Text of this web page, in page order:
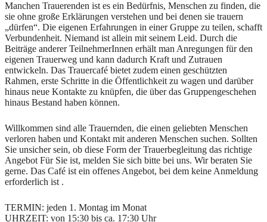
Manchen Trauerenden ist es ein Bedürfnis, Menschen zu finden, die
sie ohne große Erklärungen verstehen und bei denen sie trauern
„dürfen“. Die eigenen Erfahrungen in einer Gruppe zu teilen, schafft
Verbundenheit. Niemand ist allein mit seinem Leid. Durch die
Beiträge anderer TeilnehmerInnen erhält man Anregungen für den
eigenen Trauerweg und kann dadurch Kraft und Zutrauen
entwickeln. Das Trauercafé bietet zudem einen geschützten
Rahmen, erste Schritte in die Öffentlichkeit zu wagen und darüber
hinaus neue Kontakte zu knüpfen, die über das Gruppengeschehen
hinaus Bestand haben können.
Willkommen sind alle Trauernden, die einen geliebten Menschen
verloren haben und Kontakt mit anderen Menschen suchen. Sollten
Sie unsicher sein, ob diese Form der Trauerbegleitung das richtige
Angebot Für Sie ist, melden Sie sich bitte bei uns. Wir beraten Sie
gerne. Das Café ist ein offenes Angebot, bei dem keine Anmeldung
erforderlich ist .
TERMIN: jeden 1. Montag im Monat
UHRZEIT: von 15:30 bis ca. 17:30 Uhr